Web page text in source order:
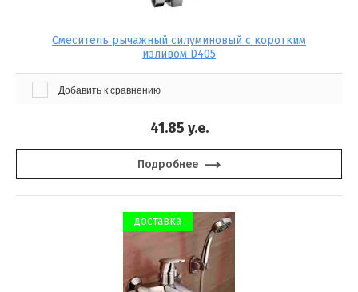
Смеситель рычажный силуминовый с коротким
изливом D405
Добавить к сравнению
41.85 y.e.
Подробнее
доставка